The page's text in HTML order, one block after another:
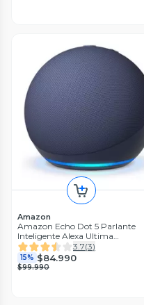
Amazon
Amazon Echo Dot 5 Parlante
Inteligente Alexa Ultima
Generación Azul Marino
3.7(3)
15% $84.990
$99.990